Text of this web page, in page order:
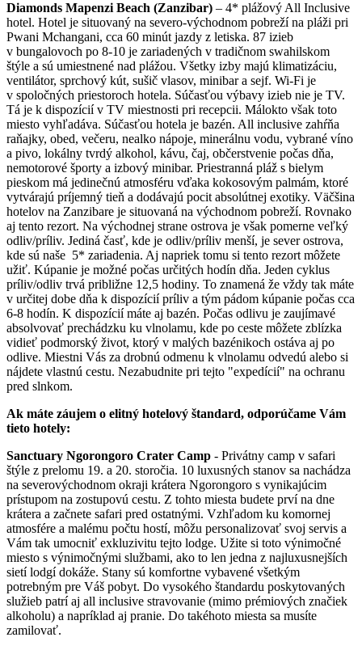
Diamonds Mapenzi Beach (Zanzibar) – 4* plážový All Inclusive
hotel. Hotel je situovaný na severo-východnom pobreží na pláži pri
Pwani Mchangani, cca 60 minút jazdy z letiska. 87 izieb
v bungalovoch po 8-10 je zariadených v tradičnom swahilskom
štýle a sú umiestnené nad plážou. Všetky izby majú klimatizáciu,
ventilátor, sprchový kút, sušič vlasov, minibar a sejf. Wi-Fi je
v spoločných priestoroch hotela. Súčasťou výbavy izieb nie je TV.
Tá je k dispozícií v TV miestnosti pri recepcii. Málokto však toto
miesto vyhľadáva. Súčasťou hotela je bazén. All inclusive zahŕňa
raňajky, obed, večeru, nealko nápoje, minerálnu vodu, vybrané víno
a pivo, lokálny tvrdý alkohol, kávu, čaj, občerstvenie počas dňa,
nemotorové športy a izbový minibar. Priestranná pláž s bielym
pieskom má jedinečnú atmosféru vďaka kokosovým palmám, ktoré
vytvárajú príjemný tieň a dodávajú pocit absolútnej exotiky. Väčšina
hotelov na Zanzibare je situovaná na východnom pobreží. Rovnako
aj tento rezort. Na východnej strane ostrova je však pomerne veľký
odliv/príliv. Jediná časť, kde je odliv/príliv menší, je sever ostrova,
kde sú naše 5* zariadenia. Aj napriek tomu si tento rezort môžete
užiť. Kúpanie je možné počas určitých hodín dňa. Jeden cyklus
príliv/odliv trvá približne 12,5 hodiny. To znamená že vždy tak máte
v určitej dobe dňa k dispozícií príliv a tým pádom kúpanie počas cca
6-8 hodín. K dispozícií máte aj bazén. Počas odlivu je zaujímavé
absolvovať prechádzku ku vlnolamu, kde po ceste môžete zblízka
vidieť podmorský život, ktorý v malých bazénikoch ostáva aj po
odlive. Miestni Vás za drobnú odmenu k vlnolamu odvedú alebo si
nájdete vlastnú cestu. Nezabudnite pri tejto "expedícií" na ochranu
pred slnkom.
Ak máte záujem o elitný hotelový štandard, odporúčame Vám
tieto hotely:
Sanctuary Ngorongoro Crater Camp - Privátny camp v safari
štýle z prelomu 19. a 20. storočia. 10 luxusných stanov sa nachádza
na severovýchodnom okraji krátera Ngorongoro s vynikajúcim
prístupom na zostupovú cestu. Z tohto miesta budete prví na dne
krátera a začnete safari pred ostatnými. Vzhľadom ku komornej
atmosfére a malému počtu hostí, môžu personalizovať svoj servis a
Vám tak umocniť exkluzivitu tejto lodge. Užite si toto výnimočné
miesto s výnimočnými službami, ako to len jedna z najluxusnejších
sietí lodgí dokáže. Stany sú komfortne vybavené všetkým
potrebným pre Váš pobyt. Do vysokého štandardu poskytovaných
služieb patrí aj all inclusive stravovanie (mimo prémiových značiek
alkoholu) a napríklad aj pranie. Do takéhoto miesta sa musíte
zamilovať.